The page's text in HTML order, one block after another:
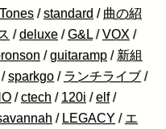
/standard / 曲の紹
/deluxe /G&L /VOX /
/guitaramp / 新組
/sparkgo / ランチライブ /
/ctech / 120i /elf /
/ LEGACY / エ